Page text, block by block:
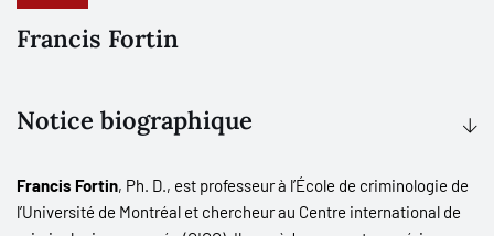
Francis Fortin
Notice biographique
Francis Fortin, Ph. D., est professeur à l’École de criminologie de
l’Université de Montréal et chercheur au Centre international de